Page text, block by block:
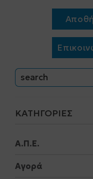
ΚΑΤΗΓΟΡΊΕΣ
Α.Π.Ε.
Αγορά